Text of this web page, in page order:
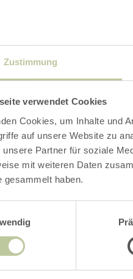
Zustimmung
verwendet Cookies
Cookies, um Inhalte und
auf unsere Website zu
unsere Partner für soziale
mit weiteren Daten
gesammelt haben.